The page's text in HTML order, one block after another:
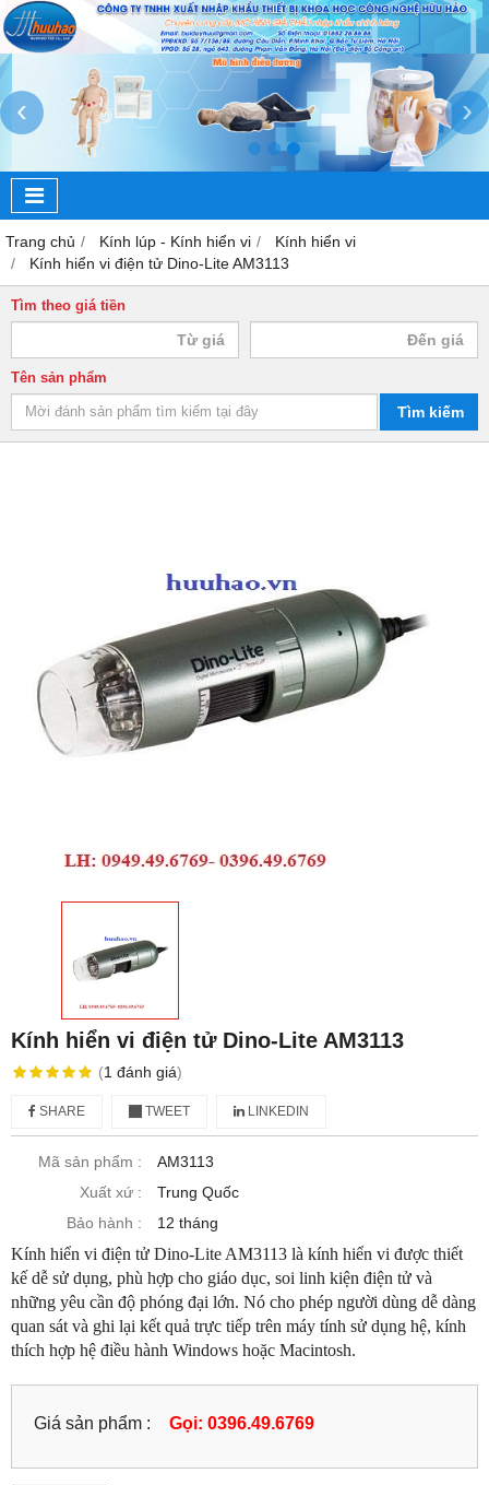
‹ ›
Trang chủ Kính lúp - Kính hiển vi
Kính hiển vi
Kính hiển vi điện tử Dino-Lite AM3113
Tìm theo giá tiền
Tên sản phẩm
Tìm kiếm
Kính hiển vi điện tử Dino-Lite AM3113
(1 đánh giá)
SHARE TWEET LINKEDIN
Mã sản phẩm :
AM3113
Xuất xứ :
Trung Quốc
Bảo hành :
12 tháng
Kính hiển vi điện tử Dino-Lite AM3113 là kính hiển vi được thiết
kế dễ sử dụng, phù hợp cho giáo dục, soi linh kiện điện tử và
những yêu cần độ phóng đại lớn. Nó cho phép người dùng dễ dàng
quan sát và ghi lại kết quả trực tiếp trên máy tính sử dụng hệ, kính
thích hợp hệ điều hành Windows hoặc Macintosh.
Giá sản phẩm : Gọi: 0396.49.6769